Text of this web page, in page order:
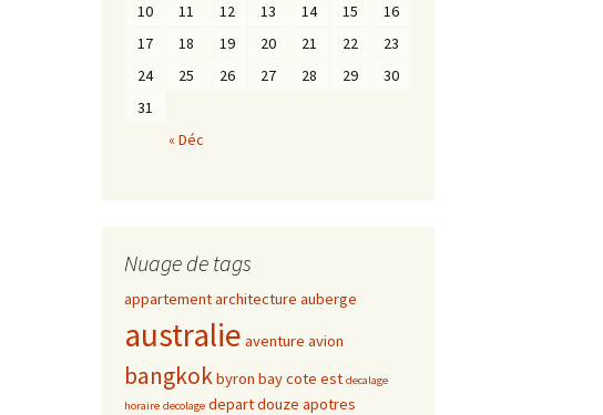
« Déc
10
11 12 13 14 15
16
17
18 19 20 21 22
23
24
25 26 27 28 29
30
31
Nuage de tags
appartementarchitecture auberge
australie aventure avion
bangkokbyron baycote est decalage
horaire decolage departdouze apotres